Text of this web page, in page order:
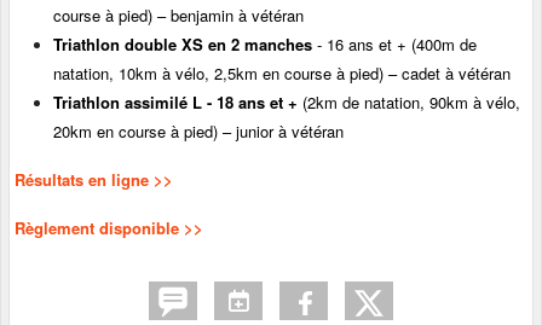
course à pied) – benjamin à vétéran
Triathlon double XS en 2 manches - 16 ans et + (400m de
natation, 10km à vélo, 2,5km en course à pied) – cadet à vétéran
Triathlon assimilé L - 18 ans et + (2km de natation, 90km à vélo,
20km en course à pied) – junior à vétéran
Résultats en ligne >>
Règlement disponible >>